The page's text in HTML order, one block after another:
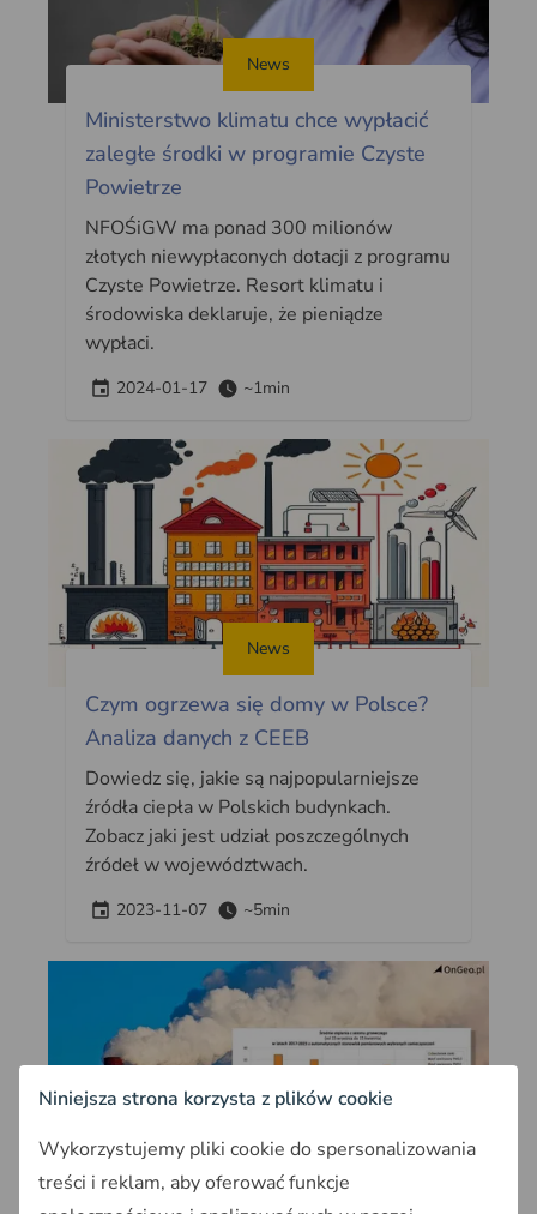
News
Ministerstwo klimatu chce wypłacić
zaległe środki w programie Czyste
Powietrze
NFOŚiGW ma ponad 300 milionów
złotych niewypłaconych dotacji z programu
Czyste Powietrze. Resort klimatu i
środowiska deklaruje, że pieniądze
wypłaci.
2024-01-17 ~1min
News
Czym ogrzewa się domy w Polsce?
Analiza danych z CEEB
Dowiedz się, jakie są najpopularniejsze
źródła ciepła w Polskich budynkach.
Zobacz jaki jest udział poszczególnych
źródeł w województwach.
2023-11-07 ~5min
News
Niniejsza strona korzysta z plików cookie
Wykorzystujemy pliki cookie do spersonalizowania
treści i reklam, aby oferować funkcje